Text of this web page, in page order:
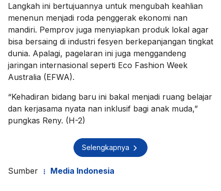
Langkah ini bertujuannya untuk mengubah keahlian
menenun menjadi roda penggerak ekonomi nan
mandiri. Pemprov juga menyiapkan produk lokal agar
bisa bersaing di industri fesyen berkepanjangan tingkat
dunia. Apalagi, pagelaran ini juga menggandeng
jaringan internasional seperti Eco Fashion Week
Australia (EFWA).
“Kehadiran bidang baru ini bakal menjadi ruang belajar
dan kerjasama nyata nan inklusif bagi anak muda,”
pungkas Reny. (H-2)
Selengkapnya
Sumber Media Indonesia